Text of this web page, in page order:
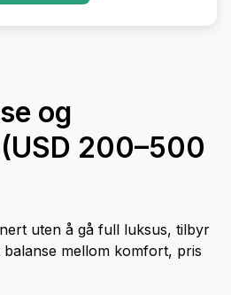
og
200–500
uten å gå full luksus, tilbyr
mellom komfort, pris